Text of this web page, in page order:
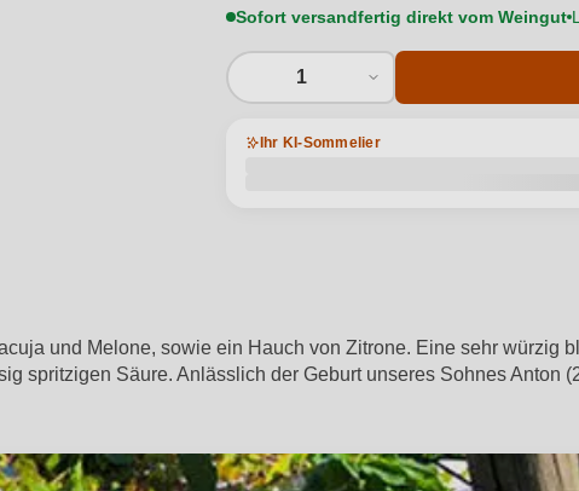
Sofort versandfertig direkt vom Weingut
1
Ihr KI-Sommelier
und Melone, sowie ein Hauch von Zitrone. Eine sehr würzig
spritzigen Säure. Anlässlich der Geburt unseres Sohnes Anton